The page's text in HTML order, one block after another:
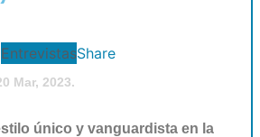
Mes
Música
EntrevistasShare
Mar, 2023.
único y vanguardista en la